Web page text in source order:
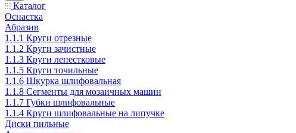
Каталог
Оснастка
Абразив
1.1.1 Круги отрезные
1.1.2 Круги зачистные
1.1.3 Круги лепестковые
1.1.5 Круги точильные
1.1.6 Шкурка шлифовальная
1.1.8 Сегменты для мозаичных машин
1.1.7 Губки шлифовальные
1.1.4 Круги шлифовальные на липучке
Диски пильные